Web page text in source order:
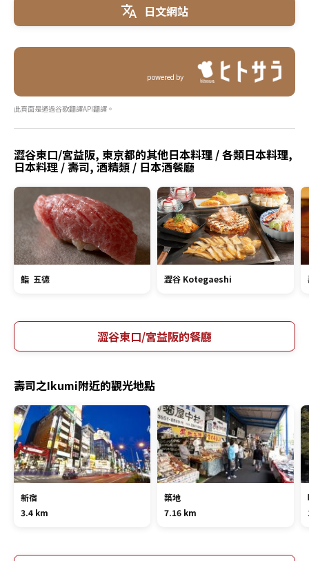
日文網站
powered by
此頁面是通過谷歌翻譯API翻譯。
澀谷東口/宮益阪, 東京都的其他日本料理 / 各類日本料理,
日本料理 / 壽司, 酒精類 / 日本酒餐廳
鮨 五德 澀谷 Kotegaeshi
澀谷東口/宮益阪的餐廳
壽司之Ikumi附近的觀光地點
新宿
3.4 km
築地
7.16 km